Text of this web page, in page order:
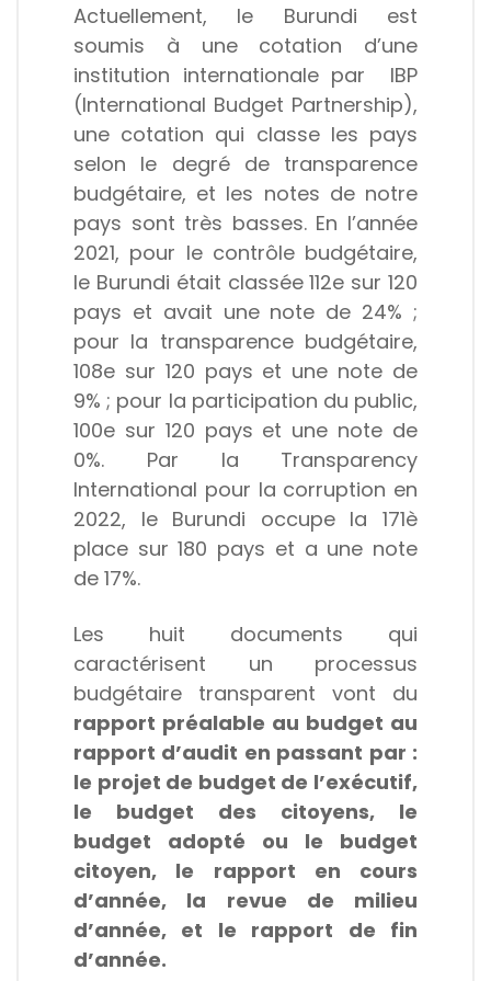
Actuellement, le Burundi est
soumis à une cotation d’une
institution internationale par IBP
(International Budget Partnership),
une cotation qui classe les pays
selon le degré de transparence
budgétaire, et les notes de notre
pays sont très basses. En l’année
2021, pour le contrôle budgétaire,
le Burundi était classée 112e sur 120
pays et avait une note de 24% ;
pour la transparence budgétaire,
108e sur 120 pays et une note de
9% ; pour la participation du public,
100e sur 120 pays et une note de
0%. Par la
Transparency
International pour la corruption en
2022, le Burundi occupe la 171è
place sur 180 pays et a une note
de 17%.
Les huit documents qui
caractérisent un processus
budgétaire transparent vont du
rapport préalable au budget au
rapport d’audit en passant par :
le projet de budget de l’exécutif,
le budget des citoyens, le
budget adopté ou le budget
citoyen, le rapport en cours
d’année, la revue de milieu
d’année, et le rapport de fin
d’année.